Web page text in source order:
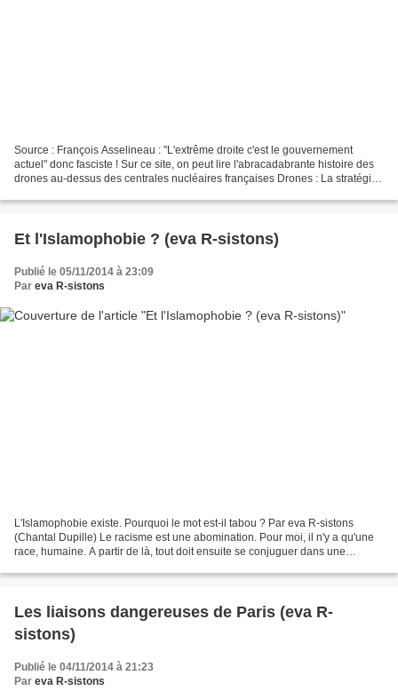
Source : François Asselineau : "L'extrême droite c'est le gouvernement
actuel" donc fasciste ! Sur ce site, on peut lire l'abracadabrante histoire des
drones au-dessus des centrales nucléaires françaises Drones : La stratégie
Et l'Islamophobie ? (eva R-sistons)
Publié le 05/11/2014 à 23:09
Par eva R-sistons
L'Islamophobie existe. Pourquoi le mot est-il tabou ? Par eva R-sistons
(Chantal Dupille) Le racisme est une abomination. Pour moi, il n'y a qu'une
race, humaine. A partir de là, tout doit ensuite se conjuguer dans une
Les liaisons dangereuses de Paris (eva R-
sistons)
Publié le 04/11/2014 à 21:23
Par eva R-sistons